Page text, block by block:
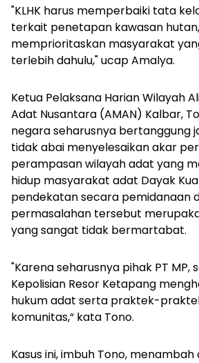
"KLHK harus memperbaiki tata
terkait penetapan kawasan
memprioritaskan masyarakat
terlebih dahulu," ucap Amalya.
Ketua Pelaksana Harian Wilayah
Adat Nusantara (AMAN) Kalbar,
negara seharusnya bertanggung
tidak abai menyelesaikan akar
perampasan wilayah adat yang
hidup masyarakat adat Dayak
pendekatan secara pemidanaan
permasalahan tersebut
yang sangat tidak bermartabat.
"Karena seharusnya pihak PT MP,
Kepolisian Resor Ketapang
hukum adat serta praktek-
komunitas,“ kata Tono.
Kasus ini, imbuh Tono,